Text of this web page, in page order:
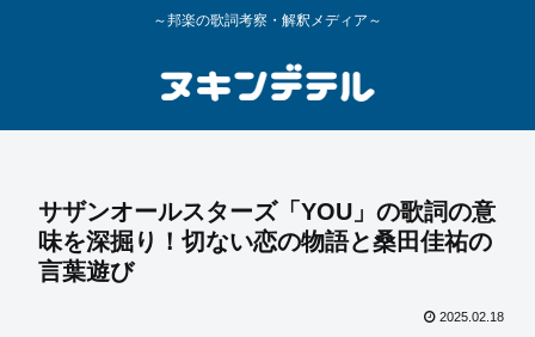
～邦楽の歌詞考察・解釈メディア～
サザンオールスターズ「YOU」の歌詞の意
味を深掘り！切ない恋の物語と桑田佳祐の
言葉遊び
2025.02.18